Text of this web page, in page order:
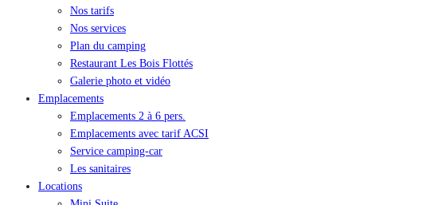
Nos tarifs
Nos services
Plan du camping
Restaurant Les Bois Flottés
Galerie photo et vidéo
Emplacements
Emplacements 2 à 6 pers.
Emplacements avec tarif ACSI
Service camping-car
Les sanitaires
Locations